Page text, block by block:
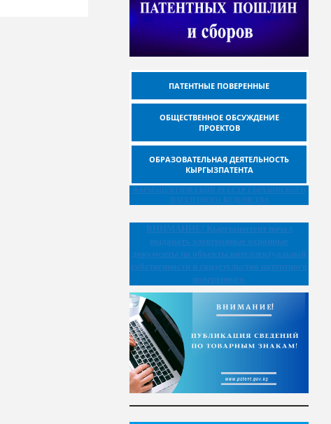
ПАТЕНТНЫЕ ПОВЕРЕННЫЕ
ОБЩЕСТВЕННОЕ ОБСУЖДЕНИЕ
ПРОЕКТОВ
ОБРАЗОВАТЕЛЬНАЯ ДЕЯТЕЛЬНОСТЬ
КЫРГЫЗПАТЕНТА
ФАРМАЦЕВТИЧЕСКИЙ РЕЕСТР ЕВРАЗИЙСКОГО
ПАТЕНТНОГО ВЕДОМСТВА
ВНИМАНИЕ! Кыргызпатент начал
выдавать электронные охранные
документы на объекты интеллектуальной
собственности и свидетельство патентного
поверенного.